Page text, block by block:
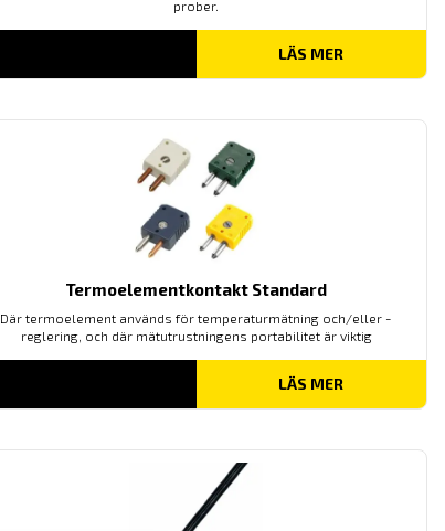
prober.
LÄS MER
Termoelementkontakt Standard
Där termoelement används för temperaturmätning och/eller -
reglering, och där mätutrustningens portabilitet är viktig
LÄS MER